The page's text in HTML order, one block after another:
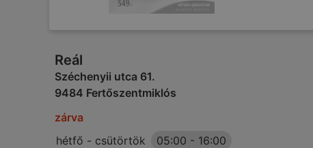
Reál
Széchenyii utca 61.
9484 Fertőszentmiklós
zárva
hétfő - csütörtök
05:00 - 16:00